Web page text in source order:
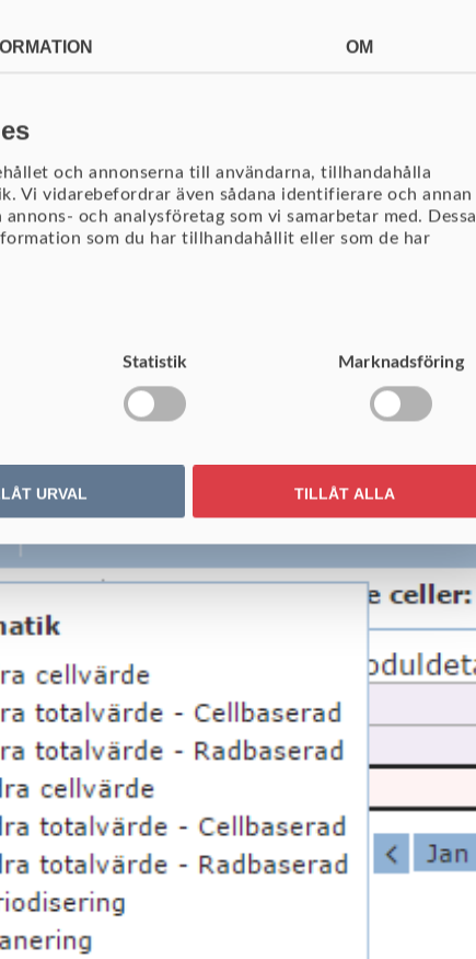
OM
och annonserna till användarna, tillhandahålla
Vi vidarebefordrar även sådana identifierare och annan
och analysföretag som vi samarbetar med. Dessa
som du har tillhandahållit eller som de har
Statistik Marknadsföring
URVAL TILLÅT ALLA
och prognosarbetet. Systemet har ett stort utbud av
och nyckelfördelningar.